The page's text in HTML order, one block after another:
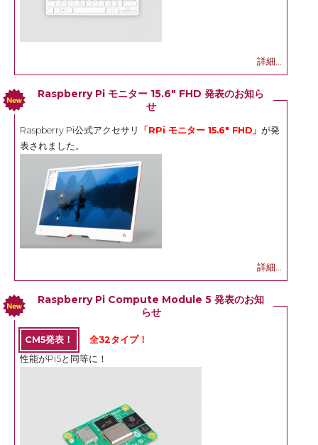
詳細...
Raspberry Pi モニター 15.6" FHD 発表のお知ら
せ
Raspberry Pi公式アクセサリ 「RPi モニター 15.6" FHD」 が発
表されました。
詳細...
Raspberry Pi Compute Module 5 発表のお知
らせ
CM5発表！
全32タイプ！
性能がPi5と同等に！